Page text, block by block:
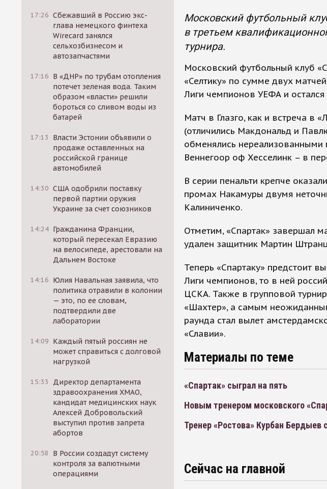
17:26 Сбежавший в Россию экс-
глава немецкого финтеха
Wirecard занялся
сельхозбизнесом и
автозапчастями
17:16 В «ДНР» по трубам отопления
потечет зеленая вода. Таким
образом «власти» решили
бороться со сливом воды из
батарей
17:13
Власти Эстонии объявили о
продаже оставленных на
российской границе
автомобилей
14:30 США одобрили поставку
первой партии оружия
Украине за счет союзников
14:24 Гражданина Франции,
который пересекал Евразию
на велосипеде, арестовали на
Дальнем Востоке
14:16 Юлия Навальная заявила, что
политика отравили в колонии
— это, по ее словам,
подтвердили две
лаборатории
14:09 Каждый пятый россиян не
может справиться с долговой
нагрузкой
15:33
Директор департамента
здравоохранения ХМАО,
кандидат медицинских наук
Алексей Добровольский
выступил против запрета
абортов
20:58
В России создадут систему
контроля за валютными
операциями
Московский футбольный
в третьем
турнира.
Московский футбольный клуб
«Селтику» по сумме двух
Лиги чемпионов УЕФА и
Матч в Глазго, как и встреча в
(отличились Макдональд и
обменялись нереализованными
Веннегоор оф Хесселинк – в
В серии пенальти крепче
промах Накамуры двумя
Калиниченко.
Отметим, «Спартак» завершал
удален защитник Мартин
Теперь «Спартаку» предстоит
Лиги чемпионов, то в ней
ЦСКА. Также в групповой
«Шахтер», а самым
раунда стал вылет
«Славии».
Материалы по теме
«Спартак» сыграл на пять
Новым тренером московского
Тренер «Ростова» Курбан Бердыев
Сейчас на главной